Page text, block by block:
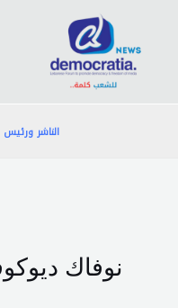
المحتوى
الناشر ورئيس
نوفاك